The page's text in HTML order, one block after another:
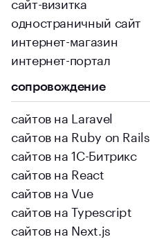
одностраничный сайт
интернет-магазин
интернет-портал
сопровождение
сайтов на Laravel
сайтов на Ruby on Rails
сайтов на 1С-Битрикс
сайтов на React
сайтов на Vue
сайтов на Typescript
сайтов на Next.js